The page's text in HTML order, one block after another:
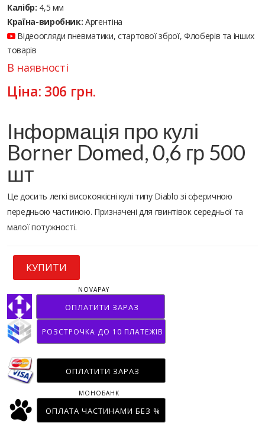
Калібр: 4,5 мм
Країна-виробник: Аргентіна
Відеоогляди пневматики, стартової зброї, Флоберів та інших
товарів
В наявності
Ціна: 306 грн.
Інформація про кулі
Borner Domed, 0,6 гр 500
шт
Це досить легкі високоякісні кулі типу Diablo зі сферичною
передньою частиною. Призначені для гвинтівок середньої та
малої потужності.
КУПИТИ
ОПЛАТИТИ ЗАРАЗ
NOVAPAY
РОЗСТРОЧКА ДО 10 ПЛАТЕЖІВ
ОПЛАТИТИ ЗАРАЗ
ОПЛАТА ЧАСТИНАМИ БЕЗ %
МОНОБАНК